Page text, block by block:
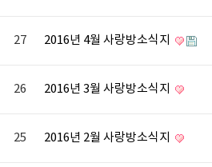
27 2016년 4월 사랑방소식지
26 2016년 3월 사랑방소식지
25 2016년 2월 사랑방소식지